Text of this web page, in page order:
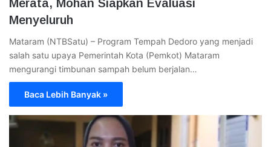
Merata, Mohan Siapkan Evaluasi
Menyeluruh
Mataram (NTBSatu) – Program Tempah Dedoro yang menjadi
salah satu upaya Pemerintah Kota (Pemkot) Mataram
mengurangi timbunan sampah belum berjalan…
Baca Lebih Banyak »